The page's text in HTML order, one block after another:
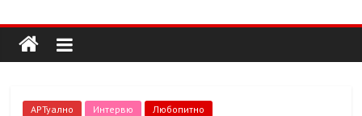
to
content
Долап
БГ
култура|
АРТуално Интервю Любопитно